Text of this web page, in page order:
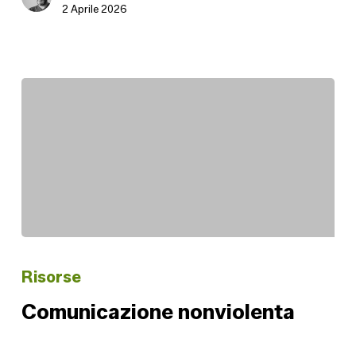
2 Aprile 2026
nonviolenta
Risorse
Comunicazione nonviolenta